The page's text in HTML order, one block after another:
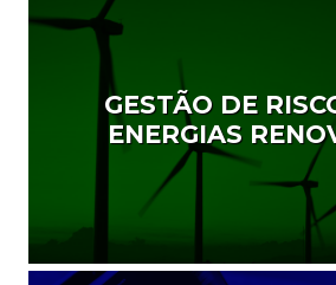
GESTÃO DE
ENERGIAS